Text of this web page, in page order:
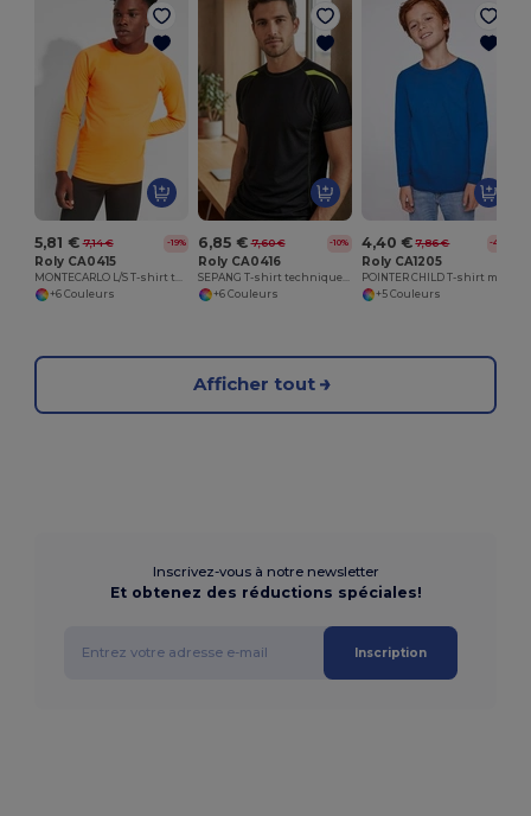
5,81 € 7,14 € -19%
Roly CA0415
+6 Couleurs
6,85 € 7,60 € -10%
Roly CA0416
+6 Couleurs
4,40 € 7,86 € -44%
Roly CA1205
+5 Couleurs
Afficher tout
Inscrivez-vous à notre newsletter
Et obtenez des réductions spéciales!
Inscription